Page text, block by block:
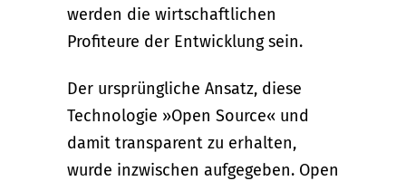
werden die wirtschaftlichen
Profiteure der Entwicklung sein.
Der ursprüngliche Ansatz, diese
Technologie »Open Source« und
damit transparent zu erhalten,
wurde inzwischen aufgegeben. Open